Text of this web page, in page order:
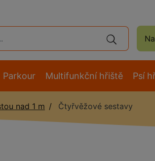
Parkour Multifunkční hřiště Psí
nad 1 m Čtyřvěžové sestavy